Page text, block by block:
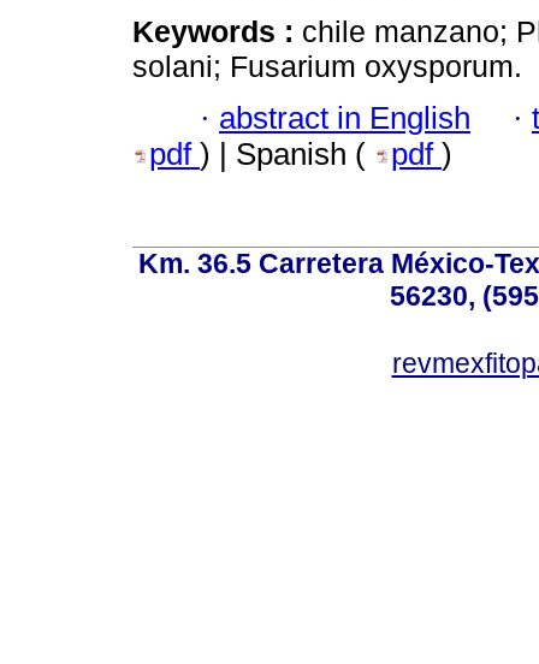
Keywords : chile manzano;
solani; Fusarium oxysporum.
· abstract in English ·
pdf ) | Spanish ( pdf )
Km. 36.5 Carretera México-
56230,